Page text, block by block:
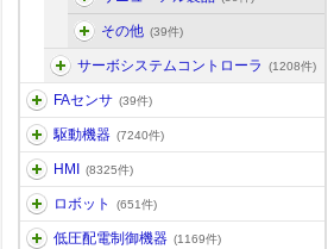
その他 (39件)
サーボシステムコントローラ (1208件)
FAセンサ (39件)
駆動機器 (7240件)
HMI (8325件)
ロボット (651件)
低圧配電制御機器 (1169件)